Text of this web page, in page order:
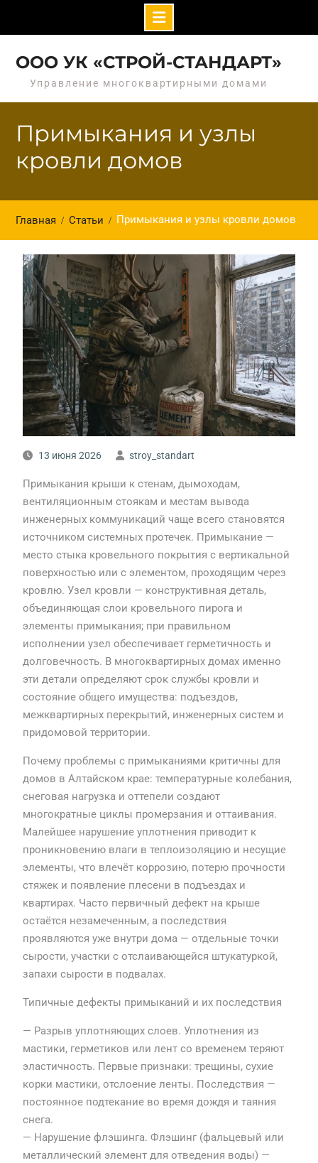
ООО УК «СТРОЙ-СТАНДАРТ»
Управление многоквартирными домами
Примыкания и узлы
кровли домов
Главная Статьи Примыкания и узлы кровли домов
13 июня 2026 stroy_standart
Примыкания крыши к стенам, дымоходам,
вентиляционным стоякам и местам вывода
инженерных коммуникаций чаще всего становятся
источником системных протечек. Примыкание —
место стыка кровельного покрытия с вертикальной
поверхностью или с элементом, проходящим через
кровлю. Узел кровли — конструктивная деталь,
объединяющая слои кровельного пирога и
элементы примыкания; при правильном
исполнении узел обеспечивает герметичность и
долговечность. В многоквартирных домах именно
эти детали определяют срок службы кровли и
состояние общего имущества: подъездов,
межквартирных перекрытий, инженерных систем и
придомовой территории.
Почему проблемы с примыканиями критичны для
домов в Алтайском крае: температурные колебания,
снеговая нагрузка и оттепели создают
многократные циклы промерзания и оттаивания.
Малейшее нарушение уплотнения приводит к
проникновению влаги в теплоизоляцию и несущие
элементы, что влечёт коррозию, потерю прочности
стяжек и появление плесени в подъездах и
квартирах. Часто первичный дефект на крыше
остаётся незамеченным, а последствия
проявляются уже внутри дома — отдельные точки
сырости, участки с отслаивающейся штукатуркой,
запахи сырости в подвалах.
Типичные дефекты примыканий и их последствия
— Разрыв уплотняющих слоев. Уплотнения из
мастики, герметиков или лент со временем теряют
эластичность. Первые признаки: трещины, сухие
корки мастики, отслоение ленты. Последствия —
постоянное подтекание во время дождя и таяния
снега.
— Нарушение флэшинга. Флэшинг (фальцевый или
металлический элемент для отведения воды) —